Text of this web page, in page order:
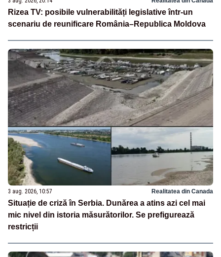
Rizea TV: posibile vulnerabilități legislative într-un
scenariu de reunificare România–Republica Moldova
3 aug. 2026, 10:57 Realitatea din Canada
Situație de criză în Serbia. Dunărea a atins azi cel mai
mic nivel din istoria măsurătorilor. Se prefigurează
restricții